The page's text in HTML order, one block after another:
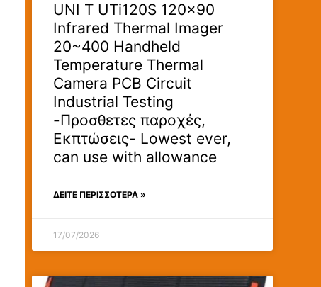
UNI T UTi120S 120×90
Infrared Thermal Imager
20~400 Handheld
Temperature Thermal
Camera PCB Circuit
Industrial Testing
-Προσθετες παροχές,
Εκπτώσεις- Lowest ever,
can use with allowance
ΔΕΊΤΕ ΠΕΡΙΣΣΟΤΕΡΑ »
17/07/2026